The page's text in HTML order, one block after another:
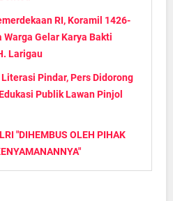
RI, Koramil 1426-
Gelar Karya Bakti
Larigau
Pindar, Pers Didorong
Publik Lawan Pinjol
"DIHEMBUS OLEH PIHAK